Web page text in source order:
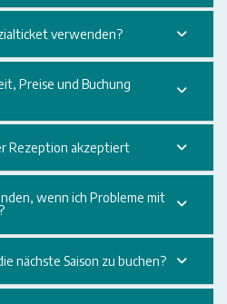
verwenden?
Preise und Buchung
Rezeption akzeptiert
wenn ich Probleme mit
nächste Saison zu buchen?